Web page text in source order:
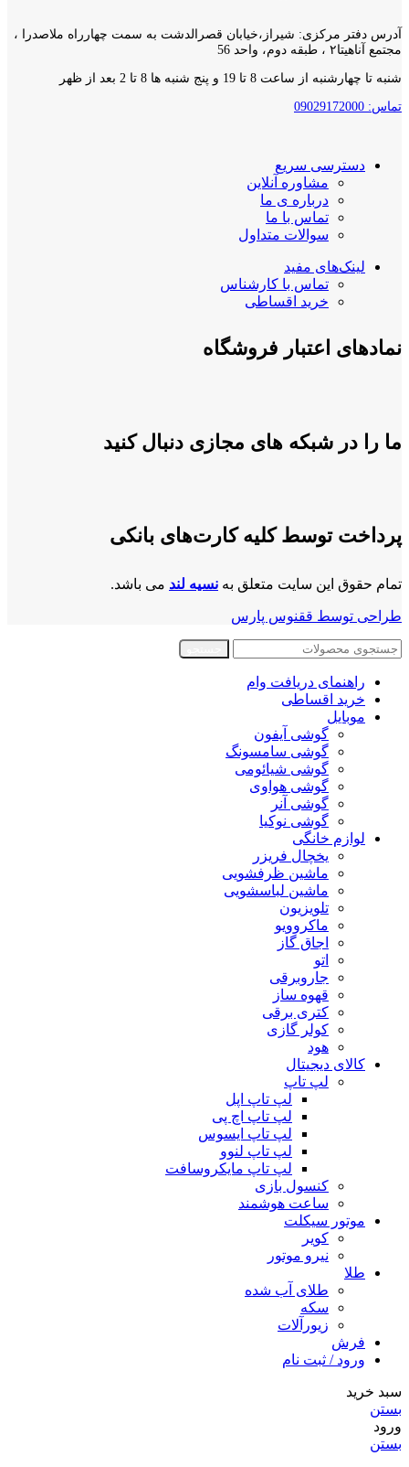
آدرس دفتر مرکزی: شیراز،خیابان قصرالدشت به سمت چهارراه ملاصدرا ،
مجتمع آناهیتا۲ ، طبقه دوم، واحد 56
شنبه تا چهارشنبه از ساعت 8 تا 19 و پنج شنبه ها 8 تا 2 بعد از ظهر
تماس: 09029172000
دسترسی سریع
مشاوره آنلاین
درباره ی ما
تماس با ما
سوالات متداول
لینک‌های مفید
تماس با کارشناس
خرید اقساطی
نمادهای اعتبار فروشگاه
ما را در شبکه های مجازی دنبال کنید
پرداخت توسط کلیه کارت‌های بانکی
تمام حقوق این سایت متعلق به نسیه لند می باشد.
طراحی توسط ققنوس پارس
راهنمای دریافت وام
خرید اقساطی
موبایل
گوشی آیفون
گوشی سامسونگ
گوشی شیائومی
گوشی هواوی
گوشی آنر
گوشی نوکیا
لوازم خانگی
یخچال فریزر
ماشین ظرفشویی
ماشین لباسشویی
تلویزیون
ماکروویو
اجاق گاز
اتو
جاروبرقی
قهوه ساز
کتری برقی
کولر گازی
هود
کالای دیجیتال
لپ تاپ
لپ تاپ اپل
لپ تاپ اچ پی
لپ تاپ ایسوس
لپ تاپ لنوو
لپ تاپ مایکروسافت
کنسول بازی
ساعت هوشمند
موتور سیکلت
کویر
نیرو موتور
طلا
طلای آب شده
سکه
زیورآلات
فرش
ورود / ثبت نام
سبد خرید
بستن
ورود
بستن